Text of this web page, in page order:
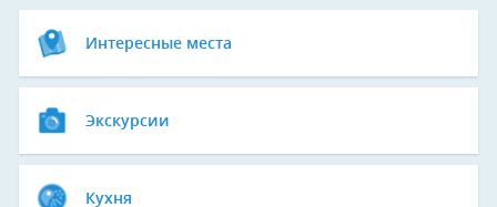
Интересные места
Экскурсии
Кухня